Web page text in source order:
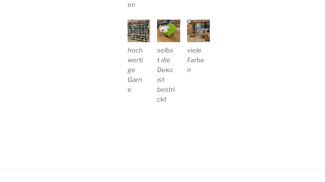
en
hoch
werti
ge
Garn
e
selbs
t die
Deko
ist
bestri
ckt
viele
Farbe
n